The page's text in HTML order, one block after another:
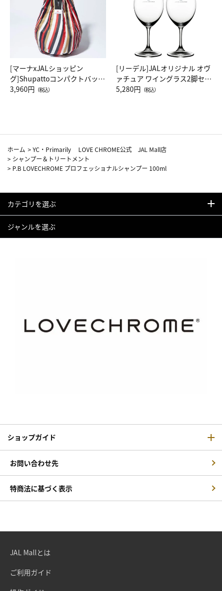
[マーナxJALショッピン
グ]Shupattoコンパクトバッグ
Drop JAL客室乗務員（LC）ス
3,960円 （税込）
[リーデル]JALオリジナル オヴ
ァチュア ワイングラス2脚セッ
ト（レッドワイン）
5,280円 （税込）
ホーム >YC・Primarily LOVE CHROME公式 JAL Mall店
> シャンプー＆トリートメント
> P.B LOVECHROME プロフェッショナルシャンプー 100ml
カテゴリを選ぶ
ジャンルを選ぶ
ショップガイド
お問い合わせ先
特商法に基づく表示
JAL Mallとは
ご利用ガイド